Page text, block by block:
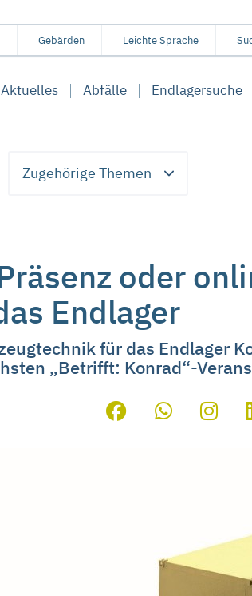
Gebärden Leichte Sprache
Aktuelles Abfälle Endlagersuche
Zugehörige Themen
oder
Endlager
für das Endlager
„Betrifft: Konrad“-